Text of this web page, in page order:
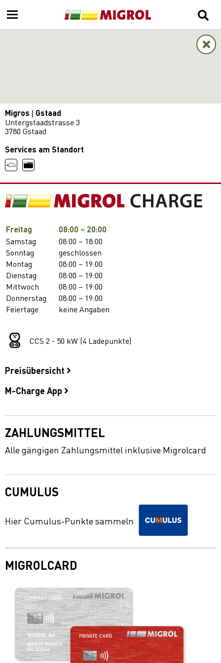
Migros | Gstaad
Untergstaadstrasse 3
3780 Gstaad
Services am Standort
Freitag 08:00 – 20:00
Samstag
08:00 – 18:00
Sonntag
geschlossen
Montag
08:00 – 19:00
Dienstag
08:00 – 19:00
Mittwoch
08:00 – 19:00
Donnerstag
08:00 – 19:00
Feiertage
keine Angaben
CCS 2 - 50 kW (4 Ladepunkte)
Preisübersicht
M-Charge App
ZAHLUNGSMITTEL
Alle gängigen Zahlungsmittel inklusive Migrolcard
CUMULUS
Hier Cumulus-Punkte sammeln
MIGROLCARD